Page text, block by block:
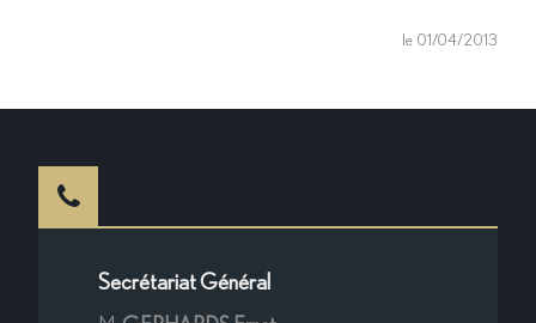
le 01/04/2013
Secrétariat Général